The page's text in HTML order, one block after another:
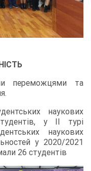
переможцями та
наукових
у II турі
наукових
у 2020/2021
26 студентів